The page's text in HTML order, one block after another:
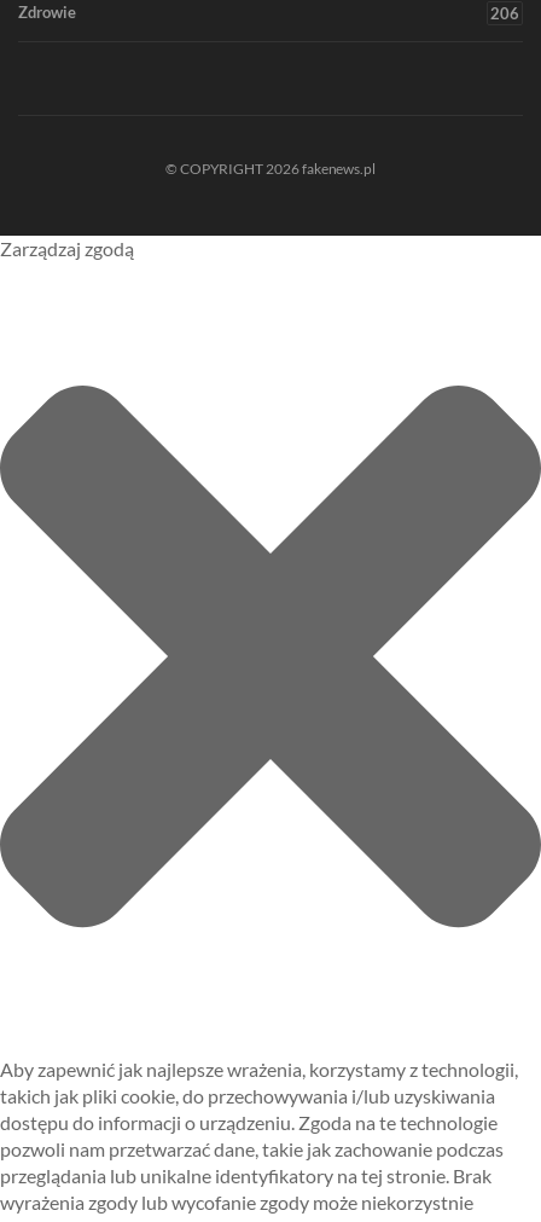
Zdrowie 206
© COPYRIGHT 2026 fakenews.pl
Zarządzaj zgodą
Aby zapewnić jak najlepsze wrażenia, korzystamy z technologii,
takich jak pliki cookie, do przechowywania i/lub uzyskiwania
dostępu do informacji o urządzeniu. Zgoda na te technologie
pozwoli nam przetwarzać dane, takie jak zachowanie podczas
przeglądania lub unikalne identyfikatory na tej stronie. Brak
wyrażenia zgody lub wycofanie zgody może niekorzystnie